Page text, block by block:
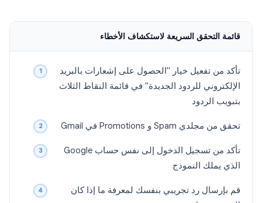
قائمة التحقق السريعة لاستكشاف الأخطاء
تأكد من تفعيل خيار "الحصول على إشعارات بالبريد
الإلكتروني للردود الجديدة" في قائمة النقاط الثلاث
بتبويب الردود
تحقق من مجلدي Spam و Promotions في Gmail
تأكد من تسجيل الدخول إلى نفس حساب Google
الذي يملك النموذج
قم بإرسال رد تجريبي بنفسك لمعرفة ما إذا كان